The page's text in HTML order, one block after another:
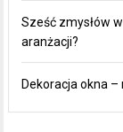
Sześć zmysłów
aranżacji?
Dekoracja okna